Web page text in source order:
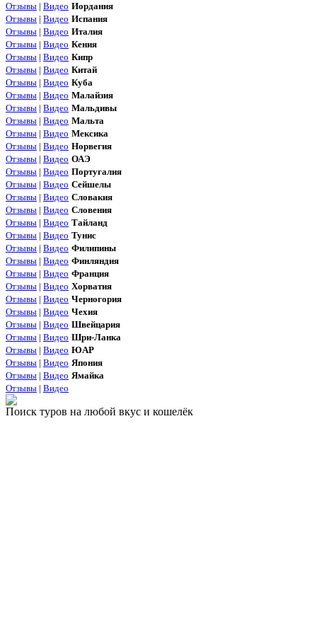
Отзывы | Видео Иордания
Отзывы | Видео Испания
Отзывы | Видео Италия
Отзывы | Видео Кения
Отзывы | Видео Кипр
Отзывы | Видео Китай
Отзывы | Видео Куба
Отзывы | Видео Малайзия
Отзывы | Видео Мальдивы
Отзывы | Видео Мальта
Отзывы | Видео Мексика
Отзывы | Видео Норвегия
Отзывы | Видео ОАЭ
Отзывы | Видео Португалия
Отзывы | Видео Сейшелы
Отзывы | Видео Словакия
Отзывы | Видео Словения
Отзывы | Видео Тайланд
Отзывы | Видео Тунис
Отзывы | Видео Филипины
Отзывы | Видео Финляндия
Отзывы | Видео Франция
Отзывы | Видео Хорватия
Отзывы | Видео Черногория
Отзывы | Видео Чехия
Отзывы | Видео Швейцария
Отзывы | Видео Шри-Ланка
Отзывы | Видео ЮАР
Отзывы | Видео Япония
Отзывы | Видео Ямайка
Отзывы | Видео
Поиск туров на любой вкус и кошелёк